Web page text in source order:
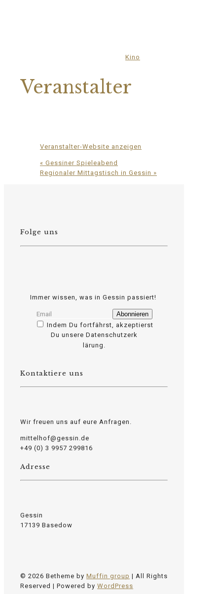
Kino
Veranstalter
Veranstalter-Website anzeigen
« Gessiner Spieleabend
Regionaler Mittagstisch in Gessin »
Folge uns
Immer wissen, was in Gessin passiert!
Indem Du fortfährst, akzeptierst
Du unsere Datenschutzerk
osteopathe-nyon-cabinet-monney
lärung.
Kontaktiere uns
Wir freuen uns auf eure Anfragen.
mittelhof@gessin.de
+49 (0) 3 9957 299816
Adresse
Gessin
17139 Basedow
© 2026 Betheme by Muffin group | All Rights
Reserved | Powered by WordPress